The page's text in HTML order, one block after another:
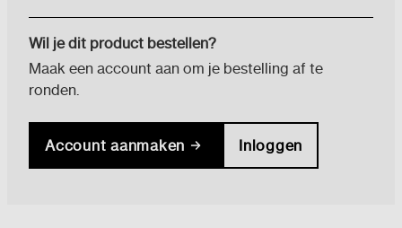
Wil je dit product bestellen?
Maak een account aan om je bestelling af te
ronden.
Account aanmaken Inloggen